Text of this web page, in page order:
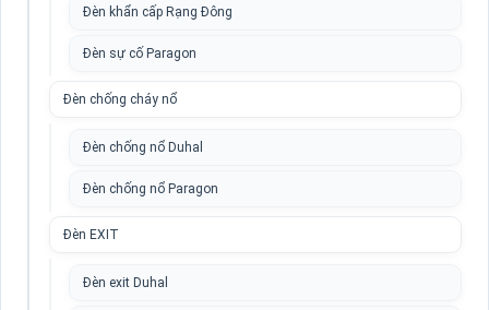
Đèn khẩn cấp Rạng Đông
Đèn sự cố Paragon
Đèn chống cháy nổ
Đèn chống nổ Duhal
Đèn chống nổ Paragon
Đèn EXIT
Đèn exit Duhal